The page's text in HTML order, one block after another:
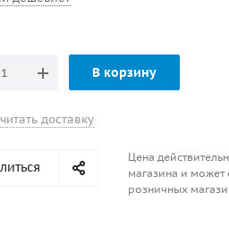
В корзину
доставку
Цена
магазина и может
розничных